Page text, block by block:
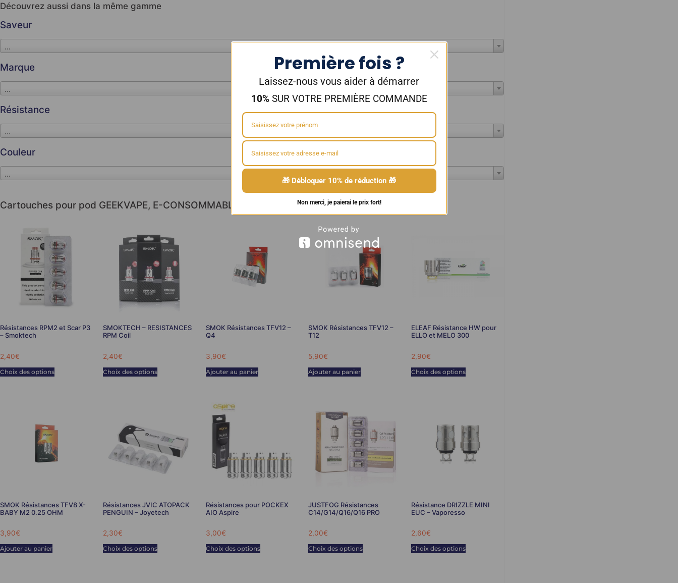
Découvrez aussi dans la même gamme
Saveur
...
Marque
...
Résistance
...
Couleur
...
Cartouches pour pod GEEKVAPE, E-CONSOMMABLES
Résistances RPM2 et Scar P3
– Smoktech
2,40€
Choix des options
SMOKTECH – RESISTANCES
RPM Coil
2,40€
Choix des options
SMOK Résistances TFV12 –
Q4
3,90€
Ajouter au panier
SMOK Résistances TFV12 –
T12
5,90€
Ajouter au panier
ELEAF Résistance HW pour
ELLO et MELO 300
2,90€
Choix des options
SMOK Résistances TFV8 X-
BABY M2 0.25 OHM
3,90€
Ajouter au panier
Résistances JVIC ATOPACK
PENGUIN – Joyetech
2,30€
Choix des options
Résistances pour POCKEX
AIO Aspire
3,00€
Choix des options
JUSTFOG Résistances
C14/G14/Q16/Q16 PRO
2,00€
Choix des options
Résistance DRIZZLE MINI
EUC – Vaporesso
2,60€
Choix des options
Première fois ?
Laissez-nous vous aider à démarrer
10%SUR VOTRE PREMIÈRE COMMANDE
🎁 Débloquer 10% de réduction 🎁
Non merci, je paierai le prix fort!